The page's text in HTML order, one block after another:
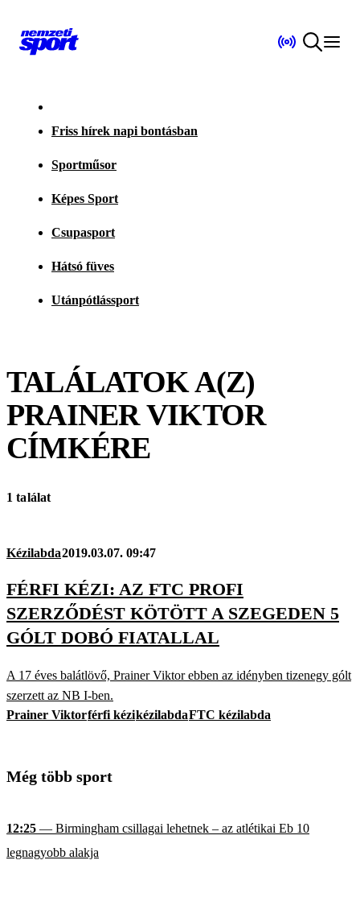
Friss hírek napi bontásban
Sportműsor
Képes Sport
Csupasport
Hátsó füves
Utánpótlássport
TALÁLATOK A(Z)
PRAINER VIKTOR
CÍMKÉRE
1 találat
Kézilabda2019.03.07. 09:47
FÉRFI KÉZI: AZ FTC PROFI
SZERZŐDÉST KÖTÖTT A SZEGEDEN 5
GÓLT DOBÓ FIATALLAL
A 17 éves balátlövő, Prainer Viktor ebben az idényben tizenegy gólt
szerzett az NB I-ben.
Prainer Viktorférfi kézikézilabdaFTC kézilabda
Még több sport
12:25 — Birmingham csillagai lehetnek – az atlétikai Eb 10
legnagyobb alakja